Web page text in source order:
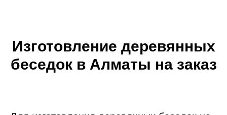
Изготовление деревянных
беседок в Алматы на заказ